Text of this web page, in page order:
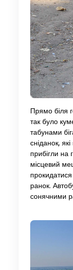
Прямо біля
так було
табунами
сніданок,
прибігли на
місцевий
ранок.
сонячними